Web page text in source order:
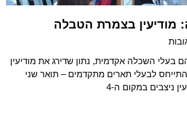
מודיעין בצמרת הטבלה
הם בעלי השכלה אקדמית, נתון שדירג את מודיעין
בהתייחס לבעלי תארים מתקדמים – תואר שני
ניצבים במקום ה-4